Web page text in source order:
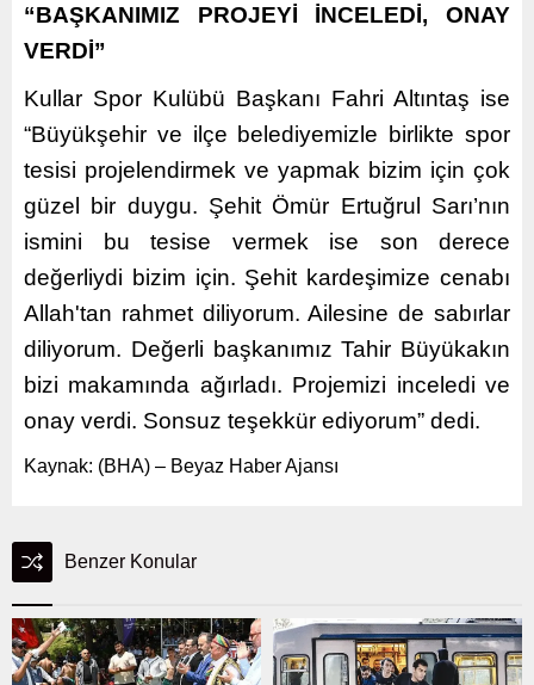
“BAŞKANIMIZ PROJEYİ İNCELEDİ, ONAY
VERDİ”
Kullar Spor Kulübü Başkanı Fahri Altıntaş ise
“Büyükşehir ve ilçe belediyemizle birlikte spor
tesisi projelendirmek ve yapmak bizim için çok
güzel bir duygu. Şehit Ömür Ertuğrul Sarı’nın
ismini bu tesise vermek ise son derece
değerliydi bizim için. Şehit kardeşimize cenabı
Allah'tan rahmet diliyorum. Ailesine de sabırlar
diliyorum. Değerli başkanımız Tahir Büyükakın
bizi makamında ağırladı. Projemizi inceledi ve
onay verdi. Sonsuz teşekkür ediyorum” dedi.
Kaynak: (BHA) – Beyaz Haber Ajansı
Benzer Konular